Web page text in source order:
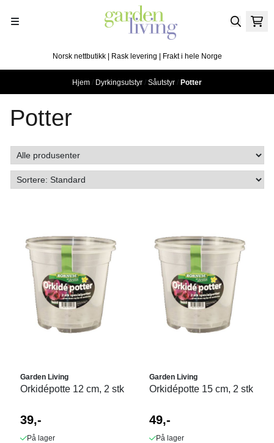
Norsk nettbutikk | Rask levering | Frakt i hele Norge
Hjem / Dyrkingsutstyr / Såutstyr / Potter
Potter
Garden Living
Orkidépotte 12 cm, 2 stk
39,-
På lager
Garden Living
Orkidépotte 15 cm, 2 stk
49,-
På lager